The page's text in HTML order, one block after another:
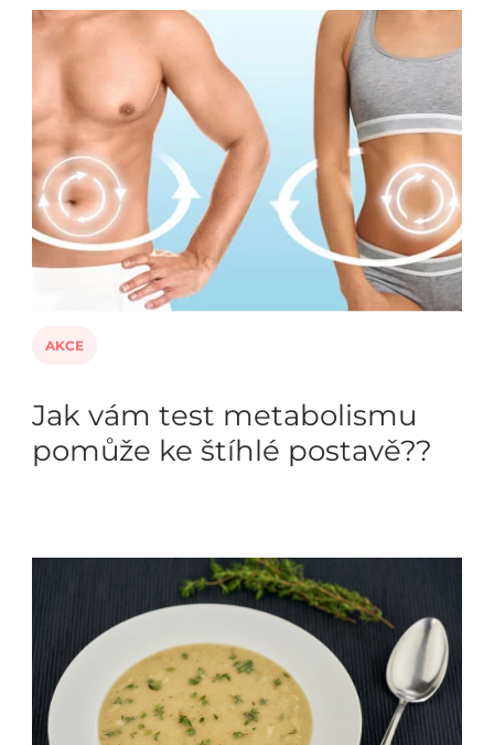
AKCE
Jak vám test metabolismu
pomůže ke štíhlé postavě??